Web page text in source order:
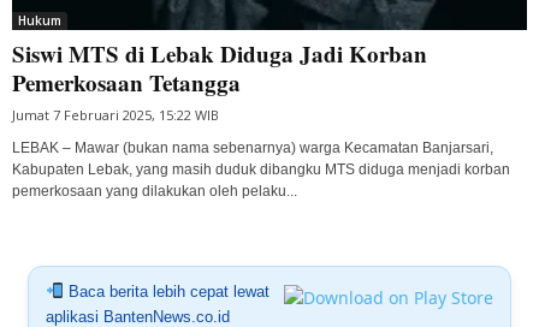
Hukum
Siswi MTS di Lebak Diduga Jadi Korban
Pemerkosaan Tetangga
Jumat 7 Februari 2025, 15:22 WIB
LEBAK – Mawar (bukan nama sebenarnya) warga Kecamatan Banjarsari,
Kabupaten Lebak, yang masih duduk dibangku MTS diduga menjadi korban
pemerkosaan yang dilakukan oleh pelaku...
Baca berita lebih cepat lewat
aplikasi BantenNews.co.id